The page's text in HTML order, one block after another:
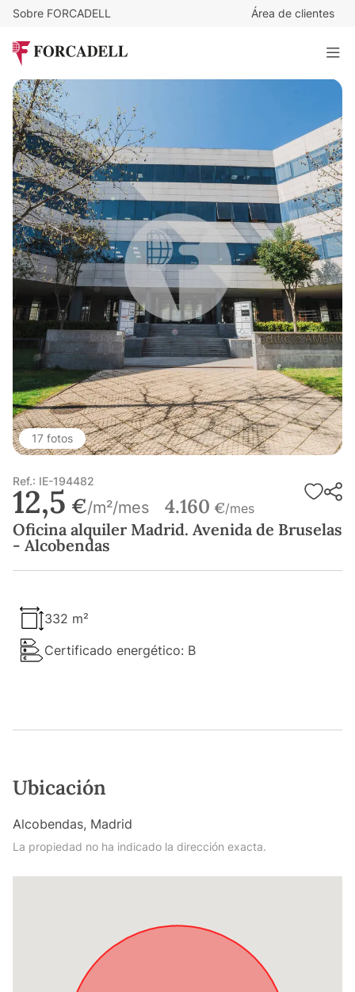
Sobre FORCADELL Área de clientes
Oficina alquiler Madrid. Avenida de Bruselas - Alcobendas
332 m²
17 fotos
Ref.: IE-194482
12,5 €/m²/mes 4.160 €/mes
Oficina alquiler Madrid. Avenida de Bruselas
- Alcobendas
332 m²
Certificado energético: B
Ubicación
Alcobendas, Madrid
La propiedad no ha indicado la dirección exacta.